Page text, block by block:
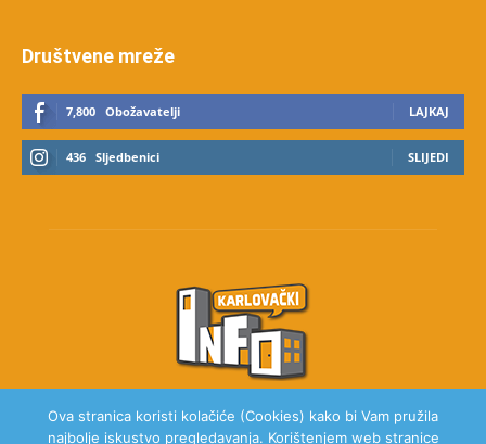
Društvene mreže
7,800 Obožavatelji LAJKAJ
436 Sljedbenici SLIJEDI
Ova stranica koristi kolačiće (Cookies) kako bi Vam pružila
najbolje iskustvo pregledavanja. Korištenjem web stranice